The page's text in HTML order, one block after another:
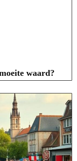
waard?